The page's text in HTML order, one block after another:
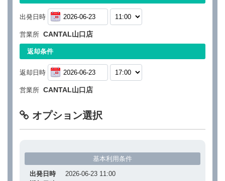
出発日時
営業所 CANTAL山口店
返却条件
返却日時
営業所 CANTAL山口店
オプション選択
基本利用条件
出発日時
2026-06-23 11:00